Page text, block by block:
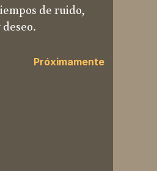
de ruido,
Próximamente